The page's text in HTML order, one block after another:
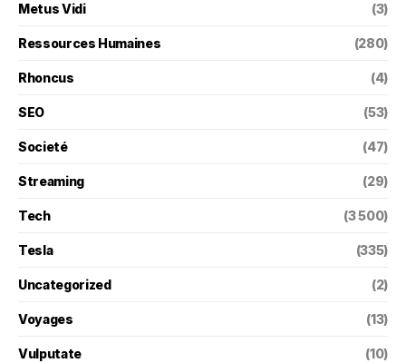
Metus Vidi (3)
Ressources Humaines (280)
Rhoncus (4)
SEO (53)
Societé (47)
Streaming (29)
Tech (3 500)
Tesla (335)
Uncategorized (2)
Voyages (13)
Vulputate (10)